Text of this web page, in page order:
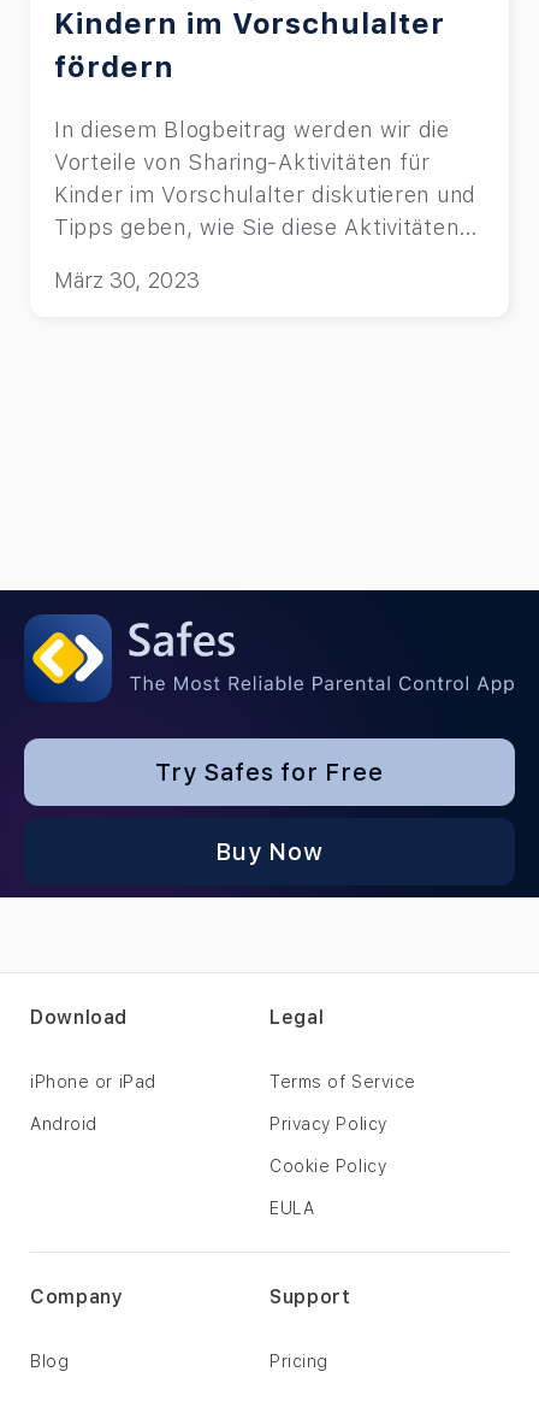
Kindern im Vorschulalter
fördern
In diesem Blogbeitrag werden wir die
Vorteile von Sharing-Aktivitäten für
Kinder im Vorschulalter diskutieren und
Tipps geben, wie Sie diese Aktivitäten
März 30, 2023
Try Safes for Free
Buy Now
Support
Pricing
Company
Blog
Legal
Terms of Service
Privacy Policy
Cookie Policy
EULA
Download
iPhone or iPad
Android